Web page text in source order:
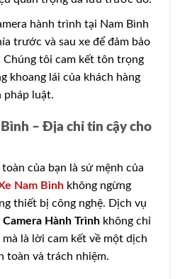
hành trình tại Nam Bình
trước và sau xe để đảm bảo
Chúng tôi cam kết tôn trọng
khoang lái của khách hàng
pháp luật.
– Địa chỉ tin cậy cho
của bạn là sứ mệnh của
Nam Bình không ngừng
thiết bị công nghệ. Dịch vụ
Hành Trình không chỉ
là lời cam kết về một dịch
toàn và trách nhiệm.